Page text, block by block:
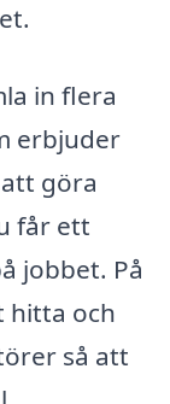
in flera
erbjuder
göra
får ett
jobbet. På
hitta och
så att